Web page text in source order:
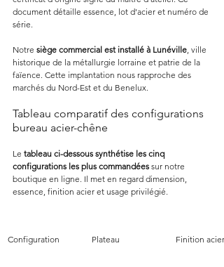
document détaille essence, lot d'acier et numéro de
série.
Notre siège commercial est installé à Lunéville, ville
historique de la métallurgie lorraine et patrie de la
faïence. Cette implantation nous rapproche des
marchés du Nord-Est et du Benelux.
Tableau comparatif des configurations
bureau acier-chêne
Le tableau ci-dessous synthétise les cinq
configurations les plus commandées sur notre
boutique en ligne. Il met en regard dimension,
essence, finition acier et usage privilégié.
Configuration Plateau Finition acier